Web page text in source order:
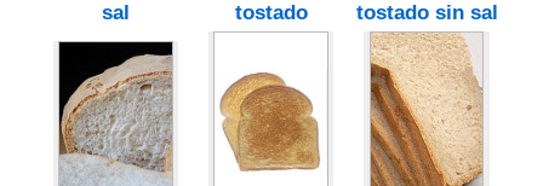
sal
tostado
tostado sin sal